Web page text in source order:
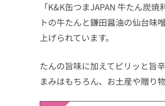
「K&K缶つまJAPAN 牛たん炭
トの牛たんと鎌田醤油の仙台味
上げられています。
たんの旨味に加えてピリッと旨
まみはもちろん、お土産や贈り